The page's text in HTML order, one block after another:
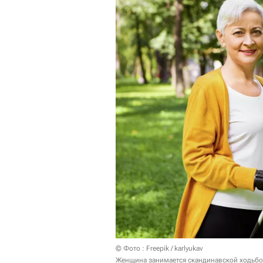
© Фото : Freepik / karlyukav
Женщина занимается скандинавской